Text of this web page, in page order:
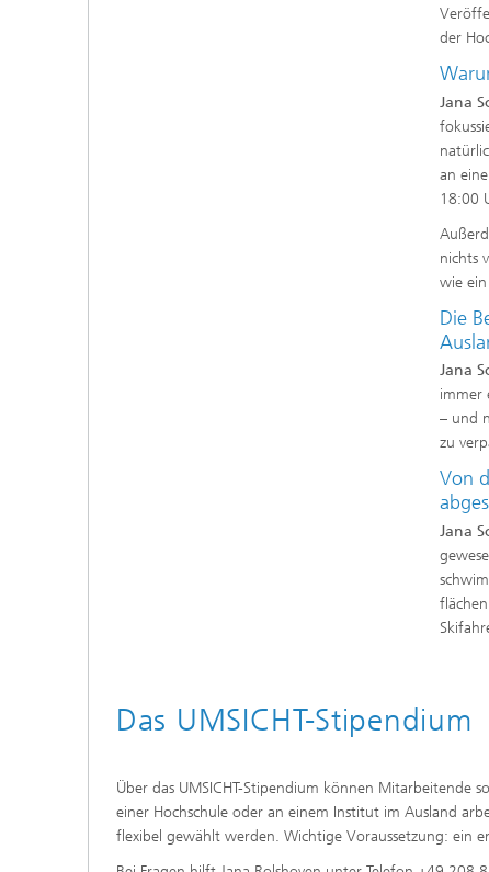
der
Jana
an
18:00
nichts
wie
Die
Jana
immer
– und
zu
Von
Jana
Das UMSICHT-Stipendium
Über das UMSICHT-Stipendium können Mitarbeitende
einer Hochschule oder an einem Institut im Ausland
flexibel gewählt werden. Wichtige Voraussetzung: ein